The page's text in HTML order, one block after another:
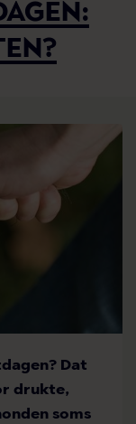
Dat
drukte,
soms